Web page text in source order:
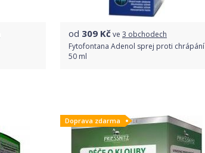
od 309 Kčve 3 obchodech
Fytofontana Adenol sprej proti chrápání
50 ml
Doprava zdarma